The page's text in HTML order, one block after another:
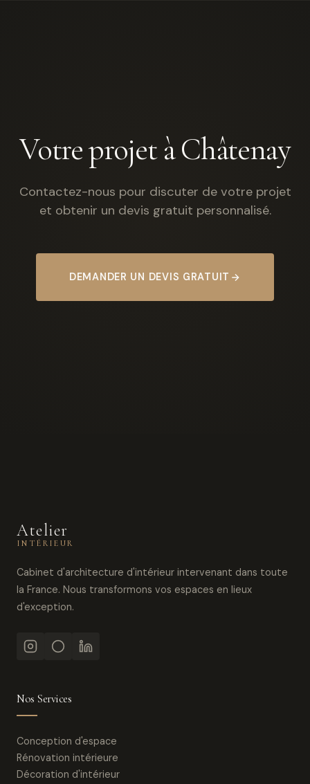
Votre projet à Châtenay
Contactez-nous pour discuter de votre projet
et obtenir un devis gratuit personnalisé.
DEMANDER UN DEVIS GRATUIT
Atelier
INTÉRIEUR
Cabinet d'architecture d'intérieur intervenant dans toute
la France. Nous transformons vos espaces en lieux
d'exception.
Nos Services
Conception d'espace
Rénovation intérieure
Décoration d'intérieur